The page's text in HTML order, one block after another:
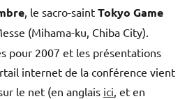
, le sacro-saint Tokyo Game
(Mihama-ku, Chiba City).
pour 2007 et les présentations
internet de la conférence vient
le net (en anglais ici , et en